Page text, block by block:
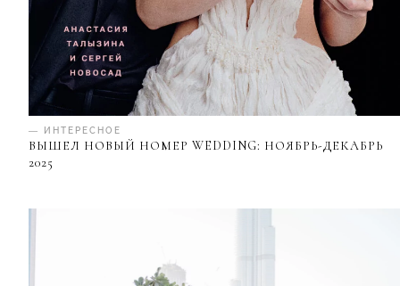
— ИНТЕРЕСНОЕ
ВЫШЕЛ НОВЫЙ НОМЕР WEDDING: НОЯБРЬ-ДЕКАБРЬ
2025